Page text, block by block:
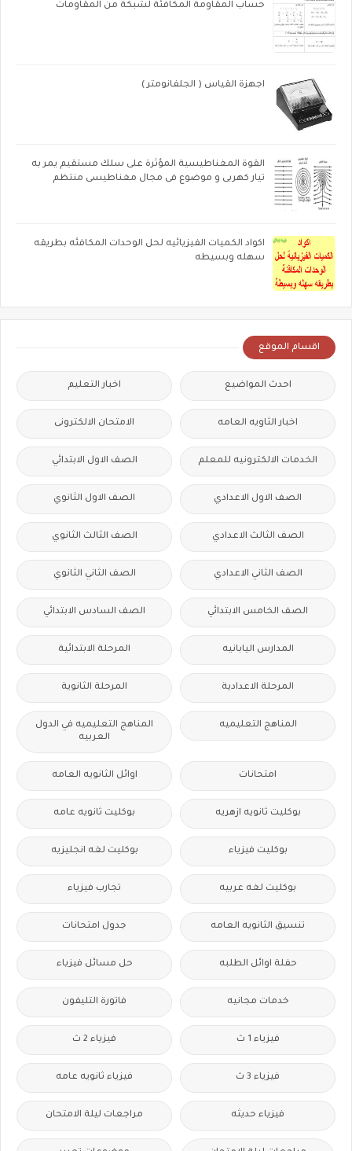
حساب المقاومة المكافئة لشبكة من المقاومات
اجهزة القياس ( الجلفانومتر )
القوة المغناطيسية المؤثرة على سلك مستقيم يمر به
تيار كهربى و موضوع فى مجال مغناطيسى منتظم
اكواد الكميات الفيزيائيه لحل الوحدات المكافئه بطريقه
سهله وبسيطه
اقسام الموقع
احدث المواضيع اخبار التعليم
اخبار الثاويه العامه الامتحان الالكترونى
الخدمات الالكترونيه للمعلم الصف الاول الابتدائي
الصف الاول الاعدادي الصف الاول الثانوي
الصف الثالث الاعدادي الصف الثالث الثانوي
الصف الثاني الاعدادي الصف الثاني الثانوي
الصف الخامس الابتدائي الصف السادس الابتدائي
المدارس اليابانيه المرحلة الابتدائية
المرحلة الاعدادية المرحلة الثانوية
المناهج التعليميه
المناهج التعليميه في الدول
العربيه
امتحانات اوائل الثانويه العامه
بوكليت ثانويه ازهريه بوكليت ثانويه عامه
بوكليت فيزياء بوكليت لغه انجليزيه
بوكليت لغه عربيه تجارب فيزياء
تنسيق الثانويه العامه جدول امتحانات
حفلة اوائل الطلبه حل مسائل فيزياء
خدمات مجانيه فاتورة التليفون
فيزياء 1 ث فيزياء 2 ث
فيزياء 3 ث فيزياء ثانويه عامه
فيزياء حديثه مراجعات ليلة الامتحان